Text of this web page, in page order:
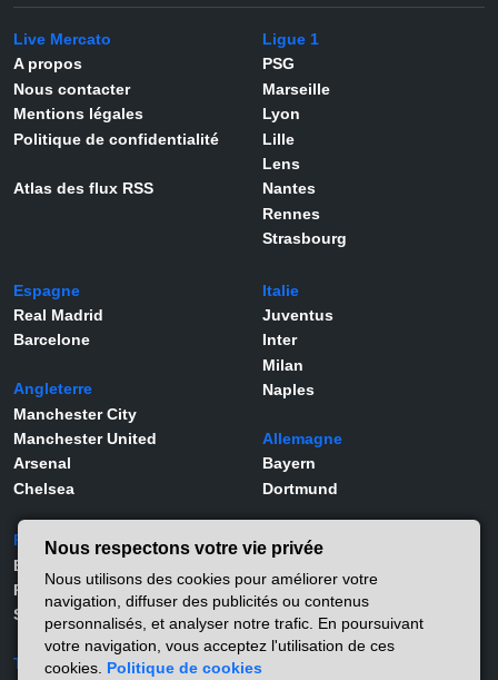
Live Mercato
A propos
Nous contacter
Mentions légales
Politique de confidentialité
Atlas des flux RSS
Ligue 1
PSG
Marseille
Lyon
Lille
Lens
Nantes
Rennes
Strasbourg
Espagne
Real Madrid
Barcelone
Angleterre
Manchester City
Manchester United
Arsenal
Chelsea
Italie
Juventus
Inter
Milan
Naples
Allemagne
Bayern
Dortmund
Portugal
Benfica
Porto
Sporting
Turquie
Joueurs
Lamine Yamal
Rodrygo
Vinicius Jr
Nous respectons votre vie privée
Nous utilisons des cookies pour améliorer votre
navigation, diffuser des publicités ou contenus
personnalisés, et analyser notre trafic. En poursuivant
votre navigation, vous acceptez l'utilisation de ces
cookies. Politique de cookies